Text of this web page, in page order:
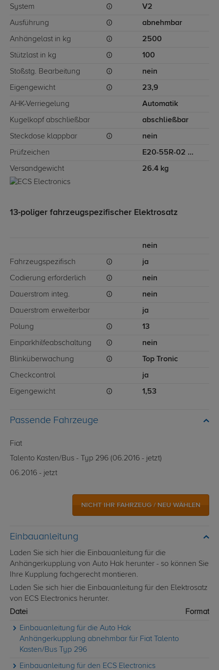
System V2
Ausführung abnehmbar
Anhängelast in kg 2500
Stützlast in kg 100
Stoßstg. Bearbeitung nein
Eigengewicht 23,9
AHK-Verriegelung Automatik
Kugelkopf abschließbar abschließbar
Steckdose klappbar nein
Prüfzeichen E20-55R-02 6393
Versandgewicht 26.4 kg
13-poliger fahrzeugspezifischer Elektrosatz
nein
Fahrzeugspezifisch ja
Codierung erforderlich nein
Dauerstrom integ. nein
Dauerstrom erweiterbar ja
Polung 13
Einparkhilfeabschaltung nein
Blinküberwachung Top Tronic
Checkcontrol ja
Eigengewicht 1,53
Passende Fahrzeuge
Fiat
Talento Kasten/Bus - Typ 296 (06.2016 - jetzt)
06.2016 - jetzt
NICHT IHR FAHRZEUG / NEU WÄHLEN
Einbauanleitung
Laden Sie sich hier die Einbauanleitung für die
Anhängerkupplung von Auto Hak herunter - so können Sie
Ihre Kupplung fachgerecht montieren.
Laden Sie sich hier die Einbauanleitung für den Elektrosatz
von ECS Electronics herunter.
Datei
Format
Einbauanleitung für die Auto Hak
Anhängerkupplung abnehmbar für Fiat Talento
Kasten/Bus Typ 296
Einbauanleitung für den ECS Electronics